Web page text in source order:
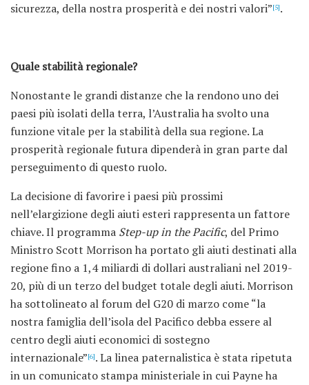
sicurezza, della nostra prosperità e dei nostri valori”[5].
Quale stabilità regionale?
Nonostante le grandi distanze che la rendono uno dei
paesi più isolati della terra, l’Australia ha svolto una
funzione vitale per la stabilità della sua regione. La
prosperità regionale futura dipenderà in gran parte dal
perseguimento di questo ruolo.
La decisione di favorire i paesi più prossimi
nell’elargizione degli aiuti esteri rappresenta un fattore
chiave. Il programma Step-up in the Pacific, del Primo
Ministro Scott Morrison ha portato gli aiuti destinati alla
regione fino a 1,4 miliardi di dollari australiani nel 2019-
20, più di un terzo del budget totale degli aiuti. Morrison
ha sottolineato al forum del G20 di marzo come “la
nostra famiglia dell’isola del Pacifico debba essere al
centro degli aiuti economici di sostegno
internazionale”[6]. La linea paternalistica è stata ripetuta
in un comunicato stampa ministeriale in cui Payne ha